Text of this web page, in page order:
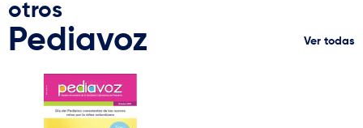
otros
Pediavoz Ver todas